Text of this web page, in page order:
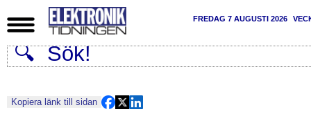
FREDAG 7 AUGUSTI 2026
Kopiera länk till sidan